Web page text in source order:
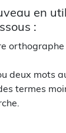
en
:
deux mots
termes